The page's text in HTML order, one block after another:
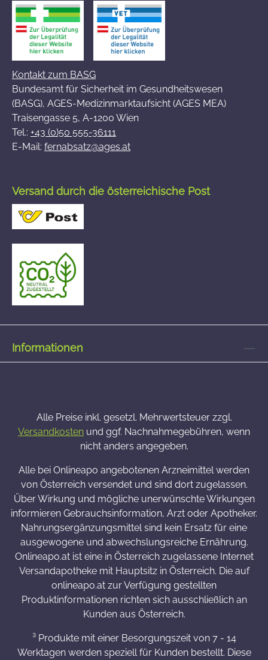
Kontakt zum BASG
Bundesamt für Sicherheit im Gesundheitswesen
(BASG), AGES-Medizinmarktaufsicht (AGES MEA)
Traisengasse 5, A-1200 Wien
Tel.: +43 (0)50 555-36111
E-Mail: fernabsatz@ages.at
Versand durch die österreichische Post
Informationen
Alle Preise inkl. gesetzl. Mehrwertsteuer zzgl.
Versandkosten und ggf. Nachnahmegebühren, wenn
nicht anders angegeben.
Alle bei Onlineapo angebotenen Arzneimittel werden
von Österreich versendet und sind dort zugelassen.
Über Wirkung und mögliche unerwünschte Wirkungen
informieren Gebrauchsinformation, Arzt oder Apotheker.
Nahrungsergänzungsmittel sind kein Ersatz für eine
ausgewogene und abwechslungsreiche Ernährung.
Onlineapo.at ist eine in Österreich zugelassene Internet
Versandapotheke mit Hauptsitz in Österreich. Die auf
onlineapo.at zur Verfügung gestellten
Produktinformationen richten sich ausschließlich an
Kunden aus Österreich.
³ Produkte mit einer Besorgungszeit von 7 - 14
Werktagen werden speziell für Kunden bestellt. Diese